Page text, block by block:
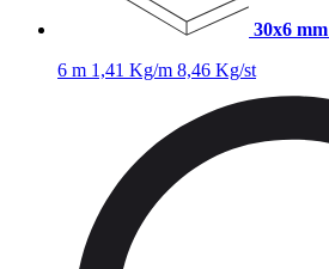
30x6 mm
6 m 1,41 Kg/m 8,46 Kg/st